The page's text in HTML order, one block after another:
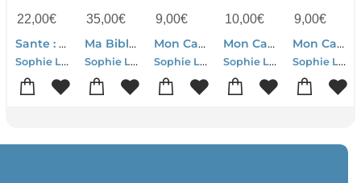
22,00€
Sante : Les Solutions Qui Marchent : 25 Ans De Temoignages Des Lectrices Et Lecteurs Du Magazine Rebelle-sante
Sophie Lacoste
35,00€
Ma Bible Des Plantes Qui Soignent
Sophie Lacoste
9,00€
Mon Cahier Pour Se Soigner Avec 3 Fois Rien : Vous Avez Tout Ce Qu'il Faut Chez Vous !
Sophie Lacoste
10,00€
Mon Cahier De Beaute Naturelle ; Fabriquez Vos Cosmetiques Et Maitriser Leur Composition !
Sophie Lacoste-Pascal
9,00€
Mon Cahier De Remedes & Recettes Aux Huiles Essentielles : Pour Tout Soigner... Ou Presque !
Sophie Lacoste